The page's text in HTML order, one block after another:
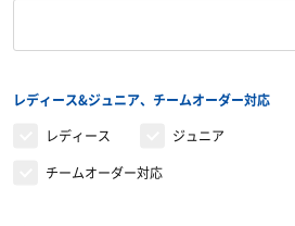
レディース&ジュニア、チームオーダー対応
レディース ジュニア
チームオーダー対応